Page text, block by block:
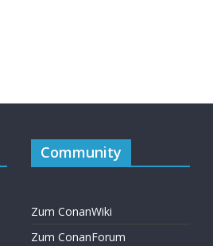
Community
Zum ConanWiki
Zum ConanForum